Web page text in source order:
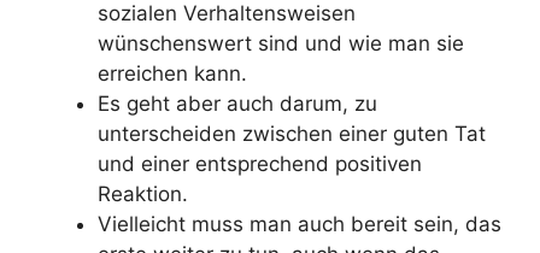
sozialen Verhaltensweisen
wünschenswert sind und wie man sie
erreichen kann.
Es geht aber auch darum, zu
unterscheiden zwischen einer guten Tat
und einer entsprechend positiven
Reaktion.
Vielleicht muss man auch bereit sein, das